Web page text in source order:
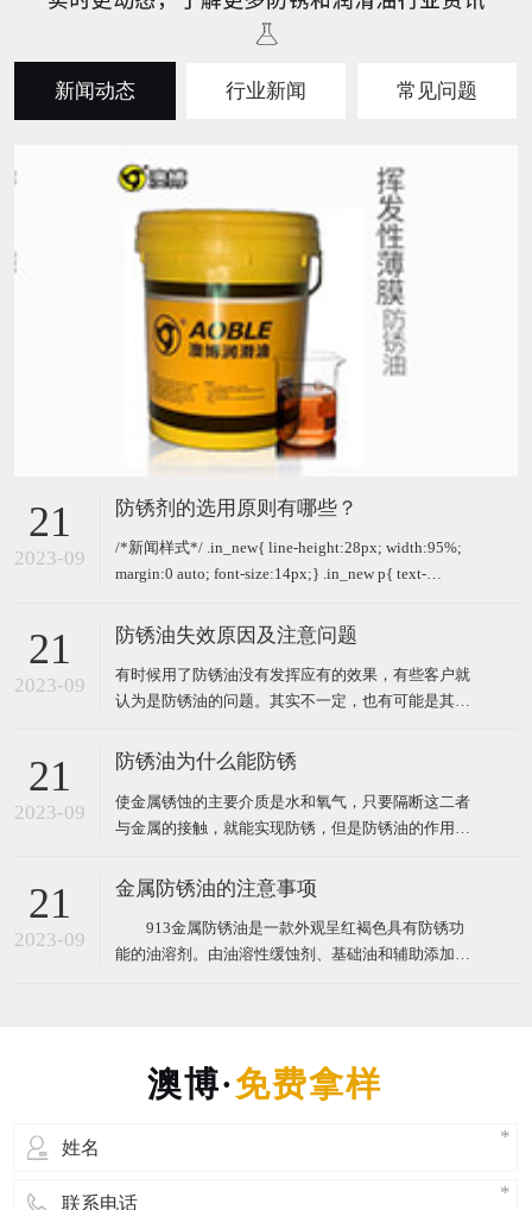
新闻动态 行业新闻 常见问题
21
2023-09
防锈剂的选用原则有哪些？
/*新闻样式*/ .in_new{ line-height:28px; width:95%;
margin:0 auto; font-size:14px;} .in_new p{ text-
级高效
21
2023-09
防锈油失效原因及注意问题
有时候用了防锈油没有发挥应有的效果，有些客户就
认为是防锈油的问题。其实不一定，也有可能是其他
用的范围与条件。现在澳博防锈油为您讲解防锈油失
21
2023-09
防锈油为什么能防锈
使金属锈蚀的主要介质是水和氧气，只要隔断这二者
与金属的接触，就能实现防锈，但是防锈油的作用并
油、菜油）也可以实现防锈了。有些客户就是用其他
膜在金属表面，没什么技术含量。那么，防锈油的防
锈原理究竟是怎样的呢
21
2023-09
金属防锈油的注意事项
913金属防锈油是一款外观呈红褐色具有防锈功
能的油溶剂。由油溶性缓蚀剂、基础油和辅助添加剂
或环烷酸的碱土金属